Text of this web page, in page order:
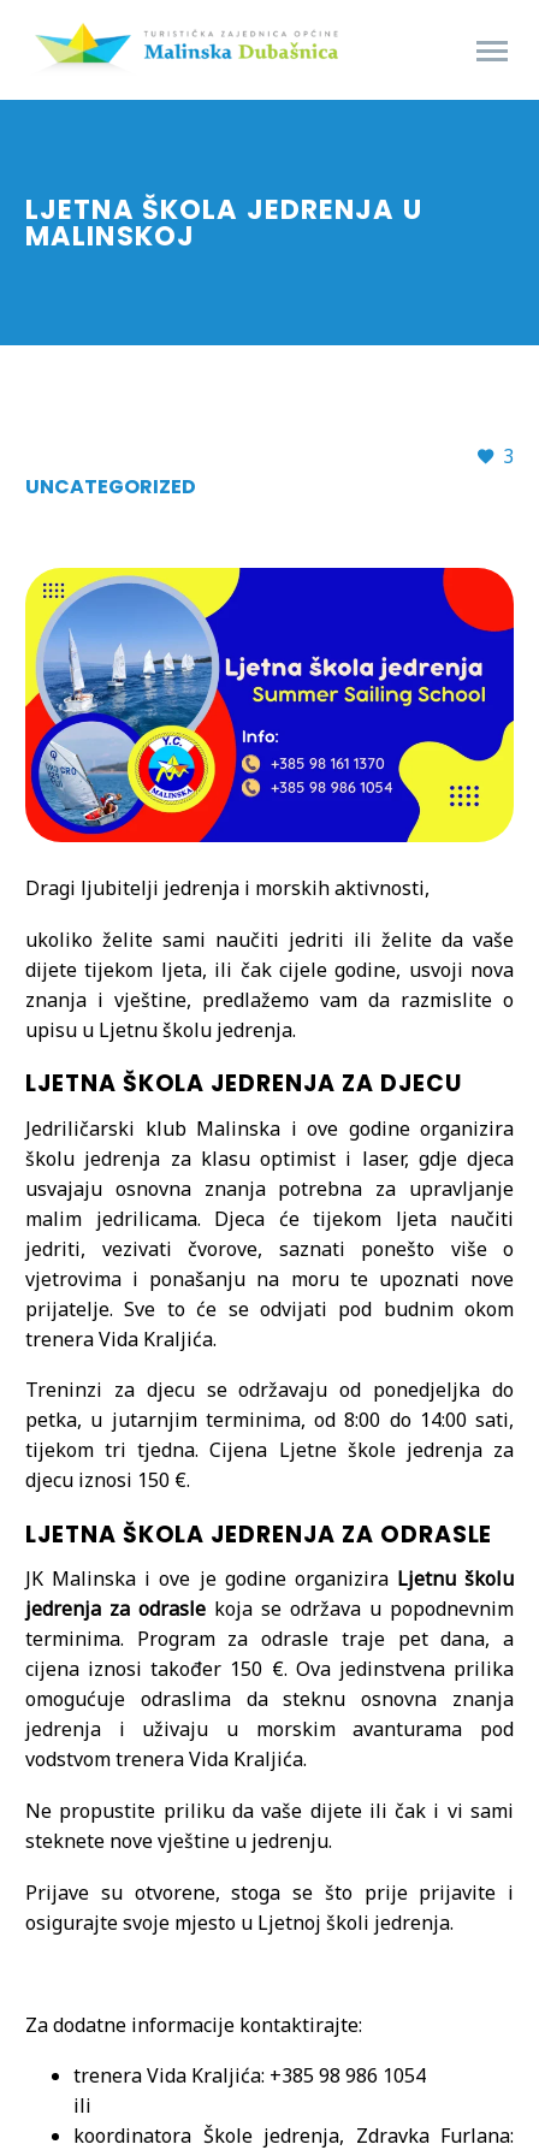
LJETNA ŠKOLA JEDRENJA U
MALINSKOJ
3
UNCATEGORIZED
Dragi ljubitelji jedrenja i morskih aktivnosti,
ukoliko želite sami naučiti jedriti ili želite da vaše
dijete tijekom ljeta, ili čak cijele godine, usvoji nova
znanja i vještine, predlažemo vam da razmislite o
upisu u Ljetnu školu jedrenja.
LJETNA ŠKOLA JEDRENJA ZA DJECU
Jedriličarski klub Malinska i ove godine organizira
školu jedrenja za klasu optimist i laser, gdje djeca
usvajaju osnovna znanja potrebna za upravljanje
malim jedrilicama. Djeca će tijekom ljeta naučiti
jedriti, vezivati čvorove, saznati ponešto više o
vjetrovima i ponašanju na moru te upoznati nove
prijatelje. Sve to će se odvijati pod budnim okom
trenera Vida Kraljića.
Treninzi za djecu se održavaju od ponedjeljka do
petka, u jutarnjim terminima, od 8:00 do 14:00 sati,
tijekom tri tjedna. Cijena Ljetne škole jedrenja za
djecu iznosi 150 €.
LJETNA ŠKOLA JEDRENJA ZA ODRASLE
JK Malinska i ove je godine organiziraLjetnu školu
jedrenja za odrasle koja se održava u popodnevnim
terminima. Program za odrasle traje pet dana, a
cijena iznosi također 150 €. Ova jedinstvena prilika
omogućuje odraslima da steknu osnovna znanja
jedrenja i uživaju u morskim avanturama pod
vodstvom trenera Vida Kraljića.
Ne propustite priliku da vaše dijete ili čak i vi sami
steknete nove vještine u jedrenju.
Prijave su otvorene, stoga se što prije prijavite i
osigurajte svoje mjesto u Ljetnoj školi jedrenja.
Za dodatne informacije kontaktirajte:
trenera Vida Kraljića: +385 98 986 1054
ili
koordinatora Škole jedrenja, Zdravka Furlana: